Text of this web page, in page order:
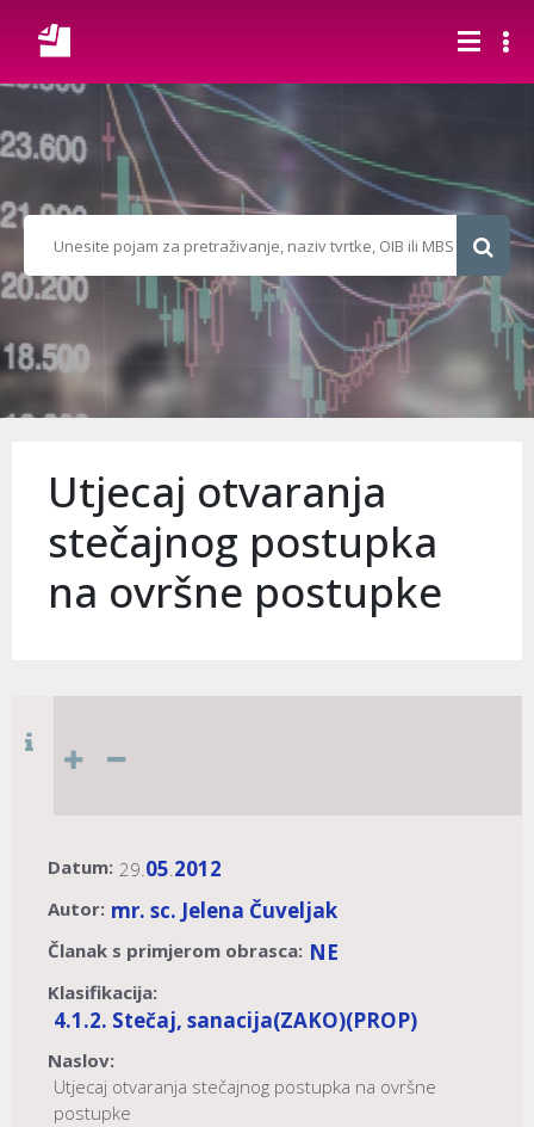
Utjecaj otvaranja
stečajnog postupka
na ovršne postupke
Datum: 29.05.2012
Autor: mr. sc. Jelena Čuveljak
Članak s primjerom obrasca: NE
Klasifikacija:
4.1.2. Stečaj, sanacija(ZAKO)(PROP)
Naslov:
Utjecaj otvaranja stečajnog postupka na ovršne
postupke